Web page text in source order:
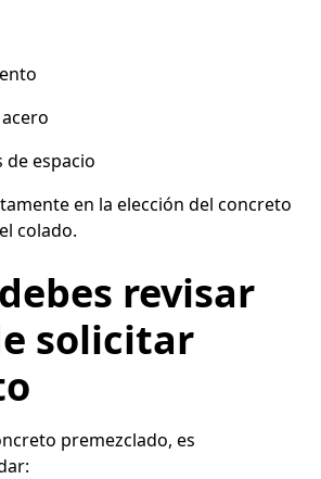
espacio
en la elección del concreto
colado.
revisar
solicitar
premezclado, es